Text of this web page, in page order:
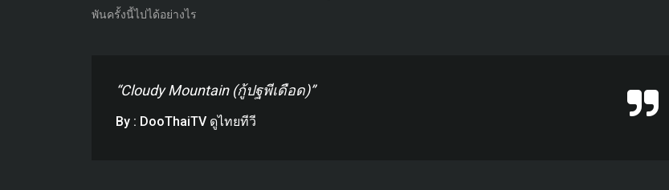
พันครั้งนี้ไปได้อย่างไร
“Cloudy Mountain (กู้ปฐพีเดือด)”
By : DooThaiTV ดูไทยทีวี